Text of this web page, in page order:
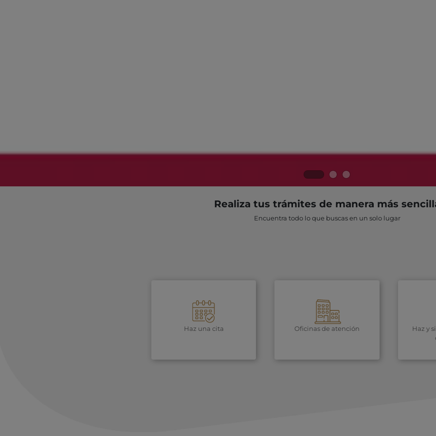
Realiza tus trámites de manera más
Encuentra todo lo que buscas en un solo lugar
Haz una cita Oficinas de atención
Haz y